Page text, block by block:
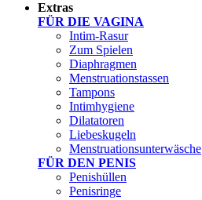
Extras
FÜR DIE VAGINA
Intim-Rasur
Zum Spielen
Diaphragmen
Menstruationstassen
Tampons
Intimhygiene
Dilatatoren
Liebeskugeln
Menstruationsunterwäsche
FÜR DEN PENIS
Penishüllen
Penisringe